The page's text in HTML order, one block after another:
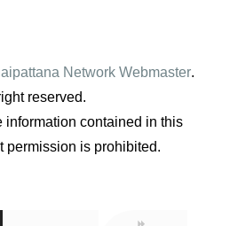
Network Webmaster.
reserved.
information contained in this
permission is prohibited.